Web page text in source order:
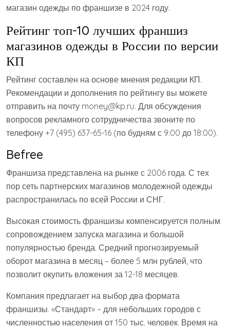
магазин одежды по франшизе в 2024 году.
Рейтинг топ-10 лучших франшиз
магазинов одежды в России по версии
КП
Рейтинг составлен на основе мнения редакции КП.
Рекомендации и дополнения по рейтингу вы можете
отправить на почту money@kp.ru. Для обсуждения
вопросов рекламного сотрудничества звоните по
телефону +7 (495) 637-65-16 (по будням с 9:00 до 18:00).
Befree
Франшиза представлена на рынке с 2006 года. С тех
пор сеть партнерских магазинов молодежной одежды
распространилась по всей России и СНГ.
Высокая стоимость франшизы компенсируется полным
сопровождением запуска магазина и большой
популярностью бренда. Средний прогнозируемый
оборот магазина в месяц – более 5 млн рублей, что
позволит окупить вложения за 12-18 месяцев.
Компания предлагает на выбор два формата
франшизы. «Стандарт» – для небольших городов с
численностью населения от 150 тыс. человек. Время на